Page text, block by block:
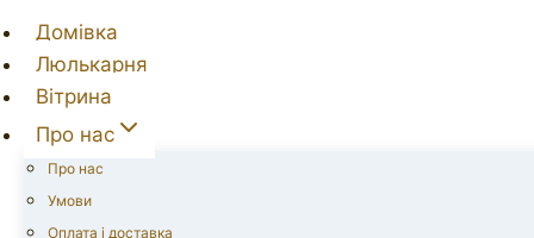
Домівка
Люлькарня
Вітрина
Про нас
Про нас
Умови
Оплата і доставка